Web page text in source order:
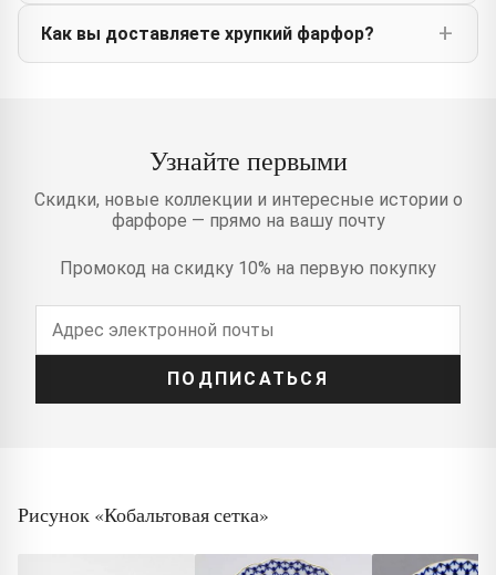
Как вы доставляете хрупкий фарфор?
Узнайте первыми
Скидки, новые коллекции и интересные истории о
фарфоре — прямо на вашу почту
Промокод на скидку 10% на первую покупку
ПОДПИСАТЬСЯ
Рисунок «Кобальтовая сетка»